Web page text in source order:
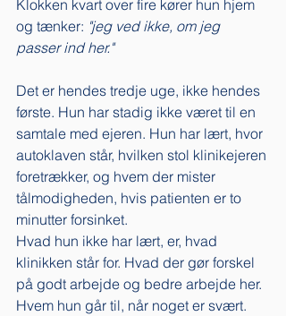
Klokken kvart over fire kører hun hjem
og tænker: "jeg ved ikke, om jeg
passer ind her."
Det er hendes tredje uge, ikke hendes
første. Hun har stadig ikke været til en
samtale med ejeren. Hun har lært, hvor
autoklaven står, hvilken stol klinikejeren
foretrækker, og hvem der mister
tålmodigheden, hvis patienten er to
minutter forsinket.
Hvad hun ikke har lært, er, hvad
klinikken står for. Hvad der gør forskel
på godt arbejde og bedre arbejde her.
Hvem hun går til, når noget er svært.